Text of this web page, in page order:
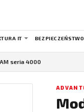
IT
seria 4000